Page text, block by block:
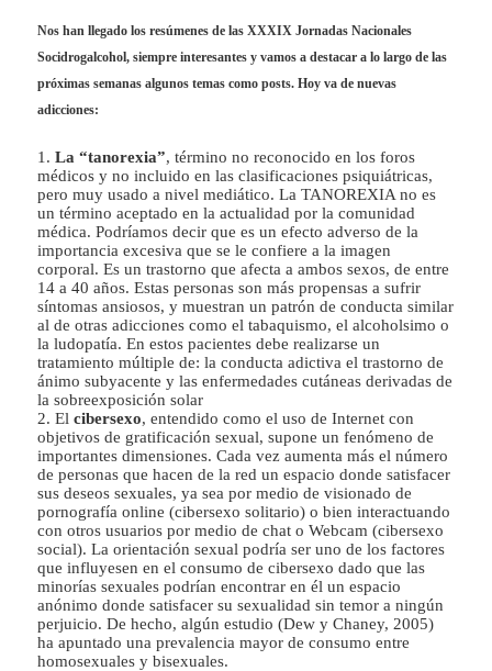
Nos han llegado los resúmenes de las XXXIX Jornadas Nacionales
Socidrogalcohol, siempre interesantes y vamos a destacar a lo largo de las
próximas semanas algunos temas como posts. Hoy va de nuevas
adicciones:
1.La “tanorexia”, término no reconocido en los foros
médicos y no incluido en las clasificaciones psiquiátricas,
pero muy usado a nivel mediático. La TANOREXIA no es
un término aceptado en la actualidad por la comunidad
médica. Podríamos decir que es un efecto adverso de la
importancia excesiva que se le confiere a la imagen
corporal. Es un trastorno que afecta a ambos sexos, de entre
14 a 40 años. Estas personas son más propensas a sufrir
síntomas ansiosos, y muestran un patrón de conducta similar
al de otras adicciones como el tabaquismo, el alcoholsimo o
la ludopatía. En estos pacientes debe realizarse un
tratamiento múltiple de: la conducta adictiva el trastorno de
ánimo subyacente y las enfermedades cutáneas derivadas de
la sobreexposición solar
2. Elcibersexo, entendido como el uso de Internet con
objetivos de gratificación sexual, supone un fenómeno de
importantes dimensiones. Cada vez aumenta más el número
de personas que hacen de la red un espacio donde satisfacer
sus deseos sexuales, ya sea por medio de visionado de
pornografía online (cibersexo solitario) o bien interactuando
con otros usuarios por medio de chat o Webcam (cibersexo
social). La orientación sexual podría ser uno de los factores
que influyesen en el consumo de cibersexo dado que las
minorías sexuales podrían encontrar en él un espacio
anónimo donde satisfacer su sexualidad sin temor a ningún
perjuicio. De hecho, algún estudio (Dew y Chaney, 2005)
ha apuntado una prevalencia mayor de consumo entre
homosexuales y bisexuales.